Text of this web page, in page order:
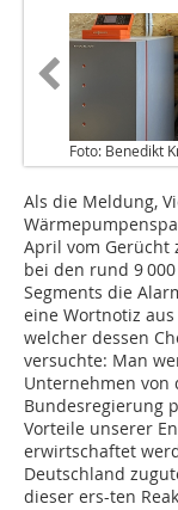
Foto: Benedikt
Als die Meldung,
April vom
bei den rund 9
Segments die
eine Wortnotiz
welcher dessen
versuchte: Man
Unternehmen von
Bundesregierung
Vorteile unserer
erwirtschaftet
Deutschland
dieser ers-ten